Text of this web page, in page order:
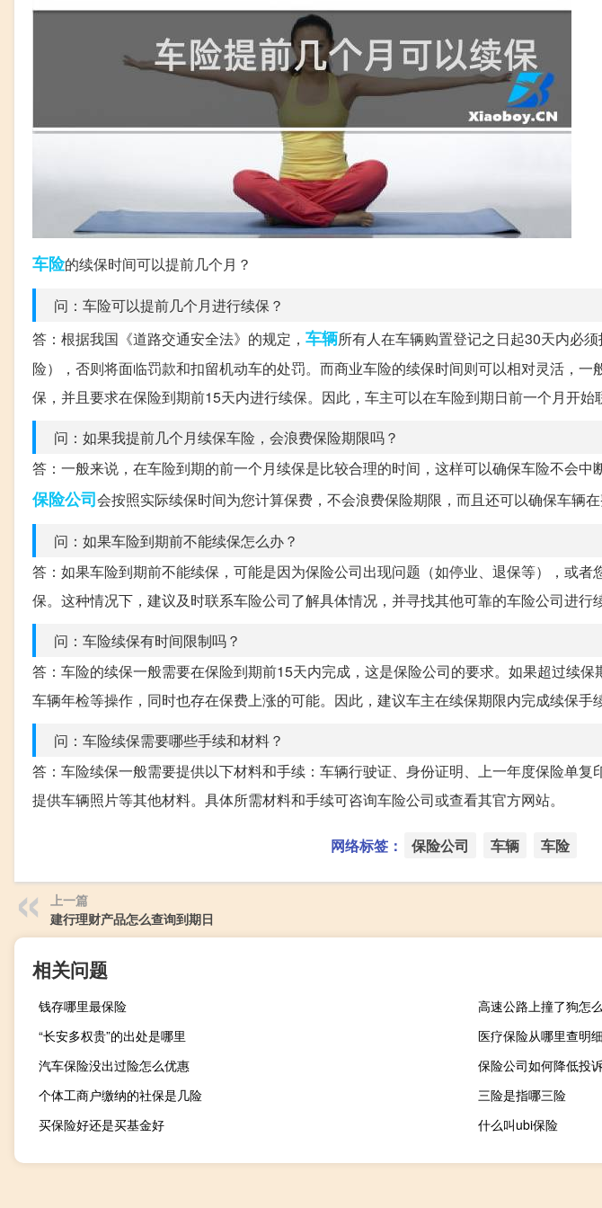
车险的续保时间可以提前几个月？
问：车险可以提前几个月进行续保？
答：根据我国《道路交通安全法》的规定， 车辆所有人在车辆购置登记之日起30天内必
险），否则将面临罚款和扣留机动车的处罚。而商业车险的续保时间则可以相对灵活，
保，并且要求在保险到期前15天内进行续保。因此，车主可以在车险到期日前一个月开始
问：如果我提前几个月续保车险，会浪费保险期限吗？
答：一般来说，在车险到期的前一个月续保是比较合理的时间，这样可以确保车险不会中
保险公司会按照实际续保时间为您计算保费，不会浪费保险期限，而且还可以确保车辆在
问：如果车险到期前不能续保怎么办？
答：如果车险到期前不能续保，可能是因为保险公司出现问题（如停业、退保等），或
保。这种情况下，建议及时联系车险公司了解具体情况，并寻找其他可靠的车险公司进行续
问：车险续保有时间限制吗？
答：车险的续保一般需要在保险到期前15天内完成，这是保险公司的要求。如果超过续
车辆年检等操作，同时也存在保费上涨的可能。因此，建议车主在续保期限内完成续保手续
问：车险续保需要哪些手续和材料？
答：车险续保一般需要提供以下材料和手续：车辆行驶证、身份证明、上一年度保险单
提供车辆照片等其他材料。具体所需材料和手续可咨询车险公司或查看其官方网站。
网络标签： 保险公司 车辆 车险
上一篇
建行理财产品怎么查询到期日
相关问题
钱存哪里最保险
高速公路上撞了狗怎
“长安多权贵”的出处是哪里
医疗保险从哪里查明细
汽车保险没出过险怎么优惠
保险公司如何降低投
个体工商户缴纳的社保是几险
三险是指哪三险
买保险好还是买基金好
什么叫ubi保险